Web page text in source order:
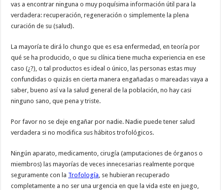
vas a encontrar ninguna o muy poquísima información útil para la
verdadera: recuperación, regeneración o simplemente la plena
curación de su (salud).
La mayoría te dirá lo chungo que es esa enfermedad, en teoría por
qué se ha producido, o que su clínica tiene mucha experiencia en ese
caso (¿?), o tal productos es ideal o único, las personas estas muy
confundidas o quizás en cierta manera engañadas o mareadas vaya a
saber, bueno así va la salud general de la población, no hay casi
ninguno sano, que pena y triste.
Por favor no se deje engañar por nadie. Nadie puede tener salud
verdadera si no modifica sus hábitos trofológicos.
Ningún aparato, medicamento, cirugía (amputaciones de órganos o
miembros) las mayorías de veces innecesarias realmente porque
seguramente con la Trofología , se hubieran recuperado
completamente a no ser una urgencia en que la vida este en juego,